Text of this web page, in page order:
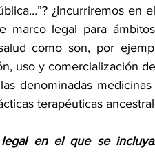
¿Incurriremos en
marco legal para
como son, por
uso y comercialización
denominadas medicinas
terapéuticas
en el que se